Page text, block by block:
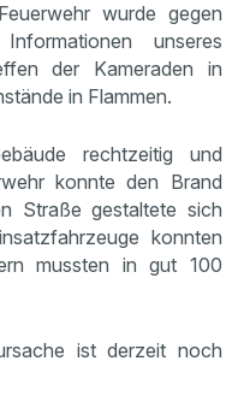
wurde gegen
unseres
der Kameraden in
in Flammen.
rechtzeitig und
konnte den Brand
Straße gestaltete sich
konnten
mussten in gut 100
ist derzeit noch